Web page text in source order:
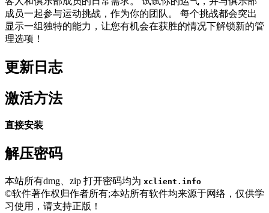
成员一起参与运动挑战，作为你的团队。 每个挑战都会突出
显示一组独特的能力，让您有机会在获胜的情况下解锁新的管
理选项！
更新日志
激活方法
直接安装
解压密码
本站所有dmg、zip 打开密码均为 xclient.info
©软件著作权归作者所有;本站所有软件均来源于网络，仅供学
习使用，请支持正版！